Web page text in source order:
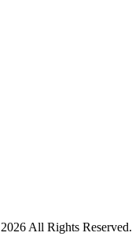
2026 All Rights Reserved.